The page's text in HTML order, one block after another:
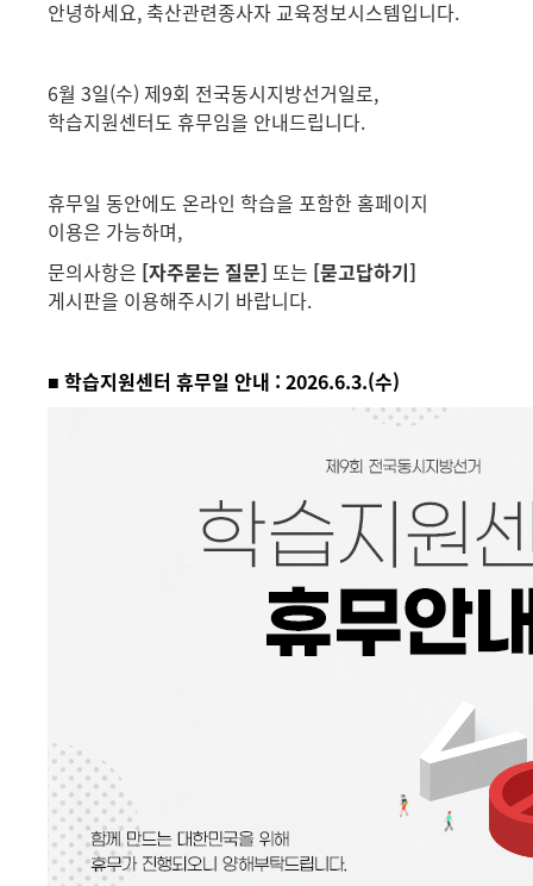
​안녕하세요, 축산관련종사자 교육정보시스템입니다.
6월 3일(수) 제9회 전국동시지방선거일로,
학습지원센터도 휴무임을 안내드립니다.
휴무일 동안에도 온라인 학습을 포함한 홈페이지
이용은 가능하며,
문의사항은 [자주묻는 질문] 또는 [묻고답하기]
게시판을 이용해주시기 바랍니다.
■ 학습지원센터 휴무일 안내 : 2026.6.3.(수)